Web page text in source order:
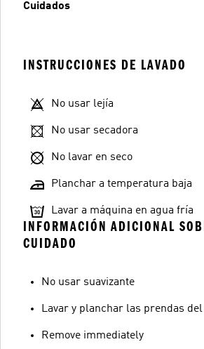
Cuidados
INSTRUCCIONES DE LAVADO
No usar lejía
No usar secadora
No lavar en seco
Planchar a temperatura baja
Lavar a máquina en agua fría
INFORMACIÓN ADICIONAL
CUIDADO
No usar suavizante
Lavar y planchar las prendas del
Remove immediately